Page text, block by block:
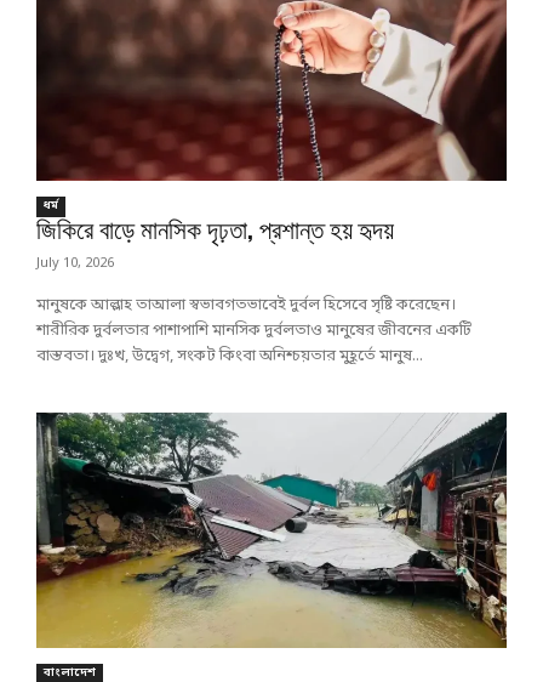
ধর্ম
জিকিরে বাড়ে মানসিক দৃঢ়তা, প্রশান্ত হয় হৃদয়
July 10, 2026
মানুষকে আল্লাহ তাআলা স্বভাবগতভাবেই দুর্বল হিসেবে সৃষ্টি করেছেন।
শারীরিক দুর্বলতার পাশাপাশি মানসিক দুর্বলতাও মানুষের জীবনের একটি
বাস্তবতা। দুঃখ, উদ্বেগ, সংকট কিংবা অনিশ্চয়তার মুহূর্তে মানুষ...
বাংলাদেশ